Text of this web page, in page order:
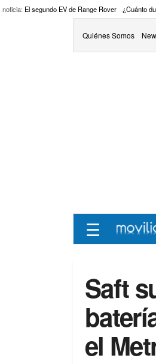
noticia: El segundo EV de Range Rover ¿Cuánto
Quiénes Somos
☰
Saft
el